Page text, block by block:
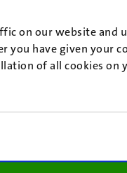
on our website
you have given your
of all cookies